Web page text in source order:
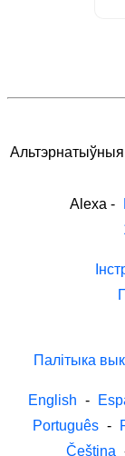
Альтэрнатыўныя
Alexa -
Палітыка
English -
Português -
Čeština